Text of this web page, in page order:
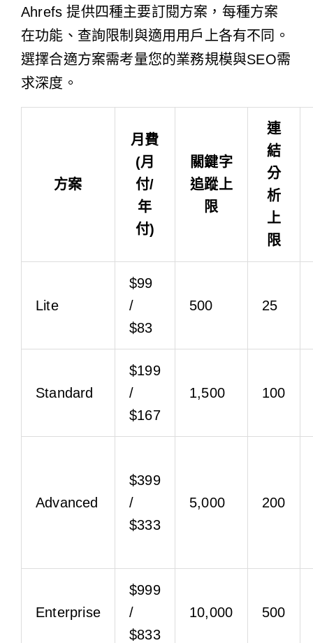
Ahrefs 提供四種主要訂閱方案，每種方案
在功能、查詢限制與適用用戶上各有不同。
選擇合適方案需考量您的業務規模與SEO需
求深度。
方案
月費
(月
付/
年
付)
關鍵字
追蹤上
限
連
結
分
析
上
限
Lite
$99
/
$83
500 25
Standard
$199
/
$167
1,500 100
Advanced
$399
/
$333
5,000 200
Enterprise
$999
/
$833
10,000 500